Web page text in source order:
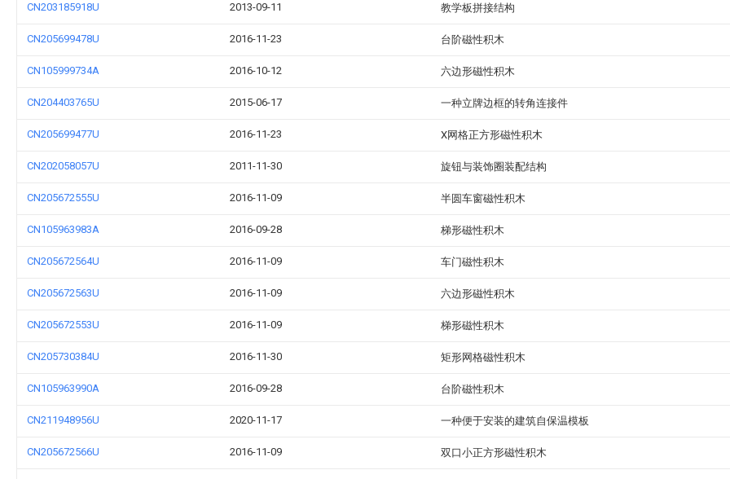
CN203185918U 2013-09-11 教学板拼接结构
CN205699478U 2016-11-23 台阶磁性积木
CN105999734A 2016-10-12 六边形磁性积木
CN204403765U 2015-06-17 一种立牌边框的转角连接件
CN205699477U 2016-11-23 X网格正方形磁性积木
CN202058057U 2011-11-30 旋钮与装饰圈装配结构
CN205672555U 2016-11-09 半圆车窗磁性积木
CN105963983A 2016-09-28 梯形磁性积木
CN205672564U 2016-11-09 车门磁性积木
CN205672563U 2016-11-09 六边形磁性积木
CN205672553U 2016-11-09 梯形磁性积木
CN205730384U 2016-11-30 矩形网格磁性积木
CN105963990A 2016-09-28 台阶磁性积木
CN211948956U 2020-11-17 一种便于安装的建筑自保温模板
CN205672566U 2016-11-09 双口小正方形磁性积木